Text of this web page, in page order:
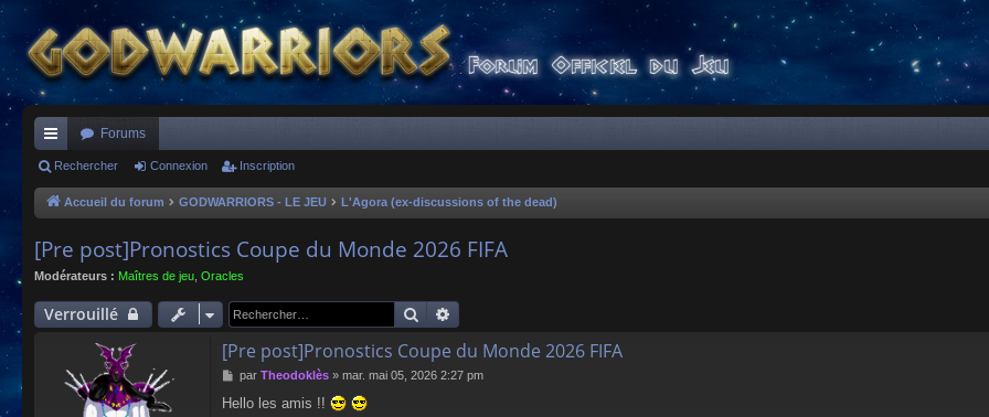
ac
co
s
Forums
Rechercher Connexion Inscription
Accueil du forum GODWARRIORS - LE JEU L'Agora (ex-discussions of the dead)
[Pre post]Pronostics Coupe du Monde 2026 FIFA
Modérateurs : Maîtres de jeu Oracles
Verrouillé Rechercher
[Pre post]Pronostics Coupe du Monde 2026 FIFA
M
s
par Theodoklès» mar. mai 05, 2026 2:27 pm
Hello les amis !!